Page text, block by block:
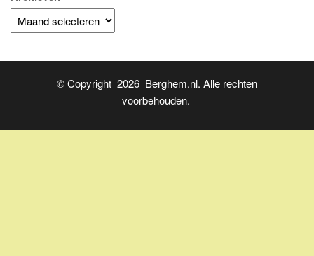
© Copyright 2026 Berghem.nl. Alle rechten
voorbehouden.